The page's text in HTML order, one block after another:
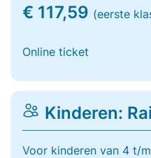
€ 117,59 (eerste
Online ticket
Kinderen:
Voor kinderen van 4 t/m